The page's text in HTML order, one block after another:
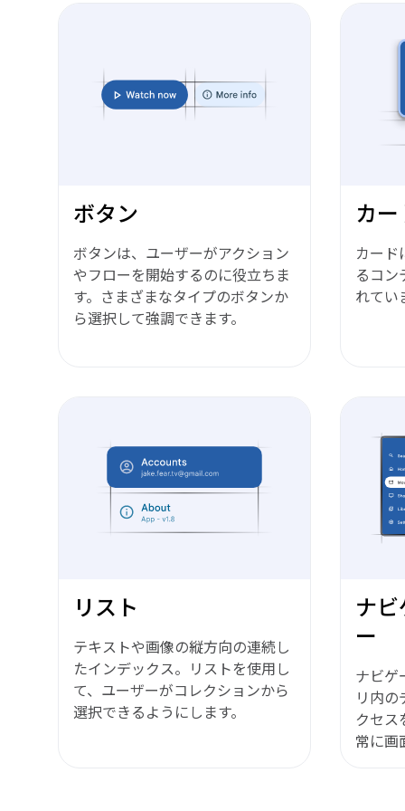
ボタン
ボタンは、ユーザーがアクション
やフローを開始するのに役立ちま
す。さまざまなタイプのボタンか
ら選択して強調できます。
カー
カード
るコン
れてい
リスト
テキストや画像の縦方向の連続し
たインデックス。リストを使用し
て、ユーザーがコレクションから
選択できるようにします。
ナ
ー
ナビゲ
リ内の
クセス
常に画